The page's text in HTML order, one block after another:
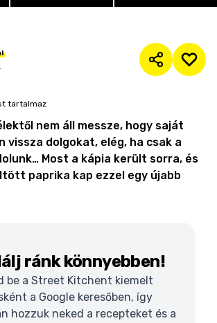
tartalmaz
nem áll messze, hogy saját
vissza dolgokat, elég, ha csak a
Most a kápia került sorra, és
paprika kap ezzel egy újabb
ránk könnyebben!
be a Street Kitchent kiemelt
a Google keresőben, így
hozzuk neked a recepteket és a